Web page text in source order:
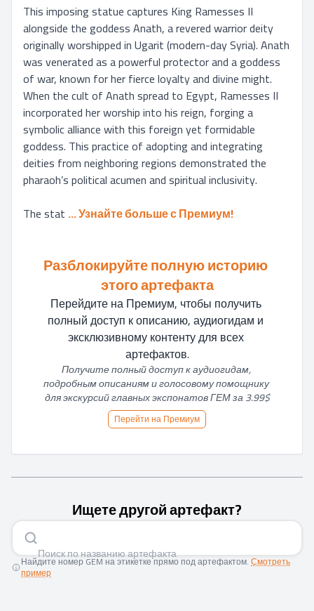
This imposing statue captures King Ramesses II
alongside the goddess Anath, a revered warrior deity
originally worshipped in Ugarit (modern-day Syria). Anath
was venerated as a powerful protector and a goddess
of war, known for her fierce loyalty and divine might.
When the cult of Anath spread to Egypt, Ramesses II
incorporated her worship into his reign, forging a
symbolic alliance with this foreign yet formidable
goddess. This practice of adopting and integrating
deities from neighboring regions demonstrated the
pharaoh’s political acumen and spiritual inclusivity.
The stat ... Узнайте больше с Премиум!
Разблокируйте полную историю
этого артефакта
Перейдите на Премиум, чтобы получить
полный доступ к описанию, аудиогидам и
эксклюзивному контенту для всех
артефактов.
Получите полный доступ к аудиогидам,
подробным описаниям и голосовому помощнику
для экскурсий главных экспонатов ГЕМ за 3.99$
Перейти на Премиум
Ищете другой артефакт?
Поиск по названию арте|
Найдите номер GEM на этикетке прямо под артефактом.Смотреть
пример